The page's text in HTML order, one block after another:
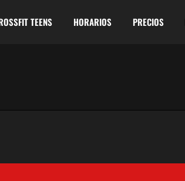
TEENS HORARIOS PRECIOS